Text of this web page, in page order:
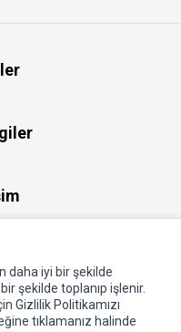
daha iyi bir şekilde
şekilde toplanıp işlenir.
Gizlilik Politikamızı
tıklamanız halinde